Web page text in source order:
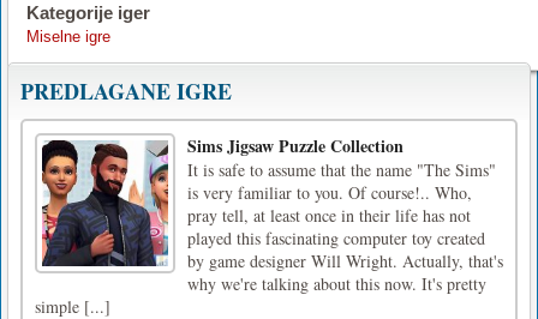
Kategorije iger
Miselne igre
PREDLAGANE IGRE
Sims Jigsaw Puzzle Collection
It is safe to assume that the name "The Sims"
is very familiar to you. Of course!.. Who,
pray tell, at least once in their life has not
played this fascinating computer toy created
by game designer Will Wright. Actually, that's
why we're talking about this now. It's pretty
simple [...]